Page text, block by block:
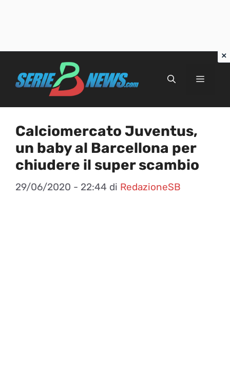
Menu
Calciomercato Juventus,
un baby al Barcellona per
chiudere il super scambio
29/06/2020 - 22:44 di RedazioneSB